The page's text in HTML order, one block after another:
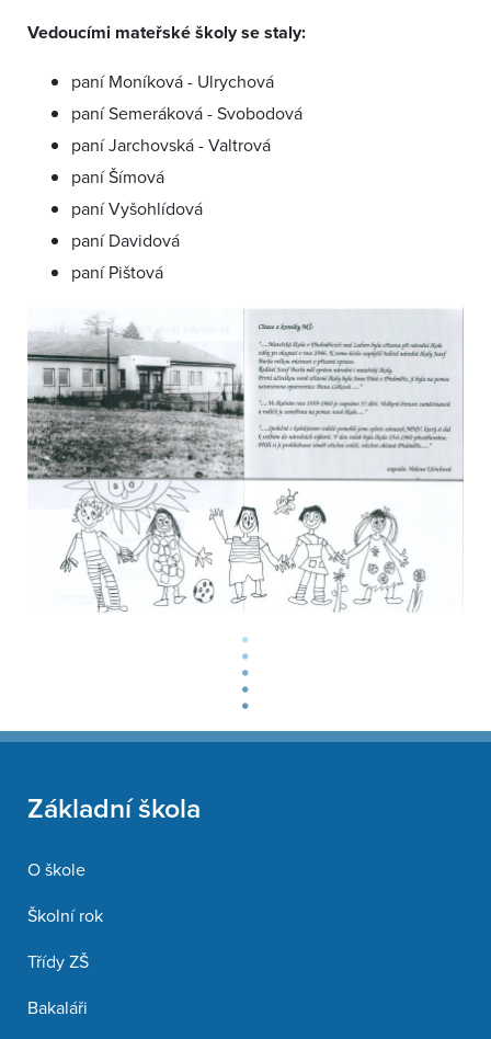
Vedoucími mateřské školy se staly:
paní Moníková - Ulrychová
paní Semeráková - Svobodová
paní Jarchovská - Valtrová
paní Šímová
paní Vyšohlídová
paní Davidová
paní Pištová
Základní škola
O škole
Školní rok
Třídy ZŠ
Bakaláři